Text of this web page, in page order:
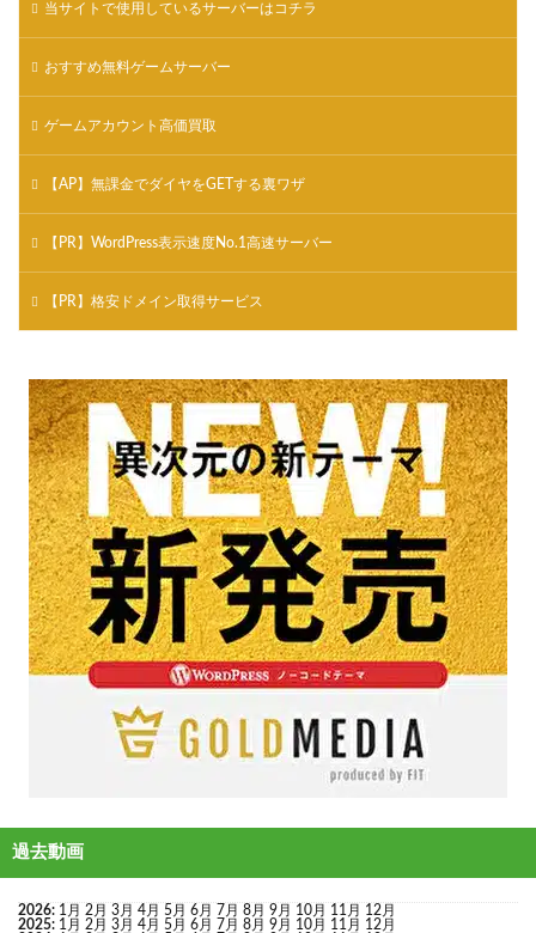
当サイトで使用しているサーバーはコチラ
おすすめ無料ゲームサーバー
ゲームアカウント高価買取
【AP】無課金でダイヤをGETする裏ワザ
【PR】WordPress表示速度No.1高速サーバー
【PR】格安ドメイン取得サービス
過去動画
2026: 1月 2月 3月 4月 5月 6月 7月 8月 9月 10月 11月 12月
2025: 1月 2月 3月 4月 5月 6月 7月 8月 9月 10月 11月 12月